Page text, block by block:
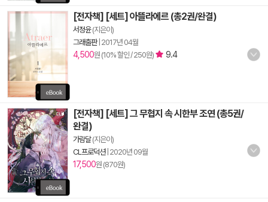
[전자책] [세트] 아뜰라에르 (총2권/완결)
서정윤(지은이)
그래출판| 2017년 04월
4,500원 (10% 할인 / 250원) 9.4
[전자책] [세트] 그 무협지 속 시한부 조연 (총5권/
완결)
가람달(지은이)
CL프로덕션| 2020년 09월
17,500원 (870원)